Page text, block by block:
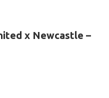
x Newcastle –